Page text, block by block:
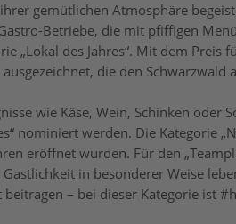
gemütlichen Atmosphäre
Betriebe, die mit pfiffigen
„Lokal des Jahres“. Mit dem Preis
die den Schwarzwald
wie Käse, Wein, Schinken oder
nominiert werden. Die Kategorie
eröffnet wurden. Für den
in besonderer Weise
– bei dieser Kategorie ist